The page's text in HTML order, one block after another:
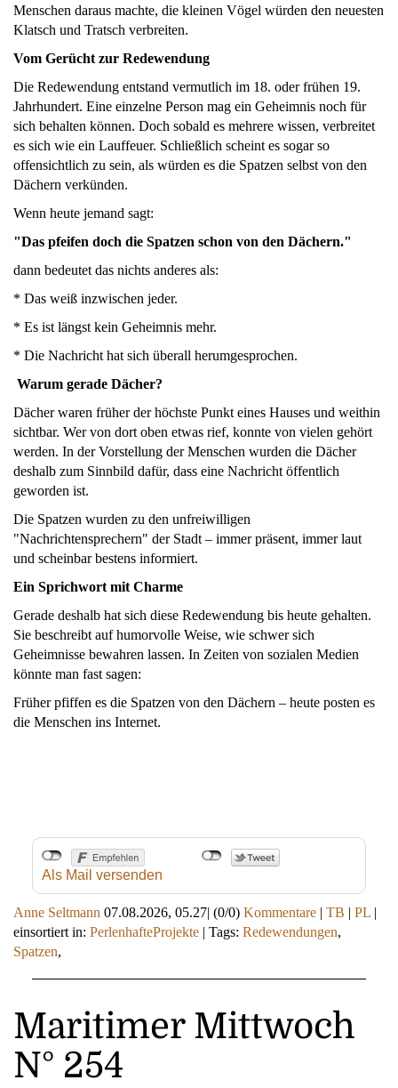
Menschen daraus machte, die kleinen Vögel würden den neuesten
Klatsch und Tratsch verbreiten.
Vom Gerücht zur Redewendung
Die Redewendung entstand vermutlich im 18. oder frühen 19.
Jahrhundert. Eine einzelne Person mag ein Geheimnis noch für
sich behalten können. Doch sobald es mehrere wissen, verbreitet
es sich wie ein Lauffeuer. Schließlich scheint es sogar so
offensichtlich zu sein, als würden es die Spatzen selbst von den
Dächern verkünden.
Wenn heute jemand sagt:
"Das pfeifen doch die Spatzen schon von den Dächern."
dann bedeutet das nichts anderes als:
* Das weiß inzwischen jeder.
* Es ist längst kein Geheimnis mehr.
* Die Nachricht hat sich überall herumgesprochen.
Warum gerade Dächer?
Dächer waren früher der höchste Punkt eines Hauses und weithin
sichtbar. Wer von dort oben etwas rief, konnte von vielen gehört
werden. In der Vorstellung der Menschen wurden die Dächer
deshalb zum Sinnbild dafür, dass eine Nachricht öffentlich
geworden ist.
Die Spatzen wurden zu den unfreiwilligen
"Nachrichtensprechern" der Stadt – immer präsent, immer laut
und scheinbar bestens informiert.
Ein Sprichwort mit Charme
Gerade deshalb hat sich diese Redewendung bis heute gehalten.
Sie beschreibt auf humorvolle Weise, wie schwer sich
Geheimnisse bewahren lassen. In Zeiten von sozialen Medien
könnte man fast sagen:
Früher pfiffen es die Spatzen von den Dächern – heute posten es
die Menschen ins Internet.
Als Mail versenden
Anne Seltmann 07.08.2026, 05.27| (0/0) Kommentare | TB | PL |
einsortiert in: PerlenhafteProjekte | Tags: Redewendungen,
Spatzen,
Maritimer Mittwoch
N° 254